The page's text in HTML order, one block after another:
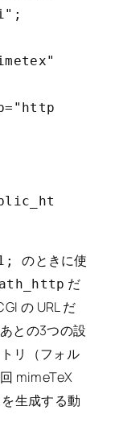
のときに使
だ
の URL だ
との3つの設
リ（フォル
mimeTeX
生成する動